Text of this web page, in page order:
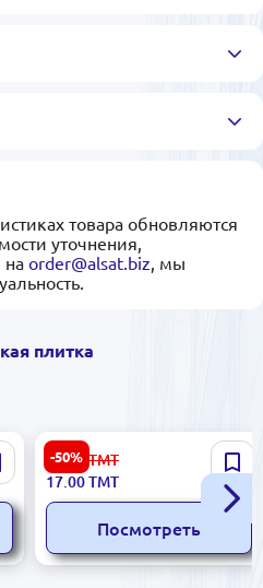
товара обновляются
уточнения,
на order@alsat.biz , мы
плитка
-50%
Polcolorit 5900499048161 |
Керамическая плитка
Atena Beige 6x50см
глазурованная
34.00 ТМТ
17.00ТМТ
Посмотреть